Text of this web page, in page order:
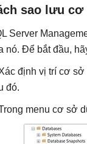
sao lưu cơ
Server
nó. Để bắt đầu,
định vị trí cơ
đó.
menu cơ sở